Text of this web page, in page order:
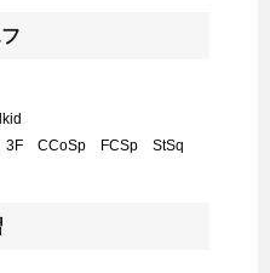
3F CCoSp FCSp StSq